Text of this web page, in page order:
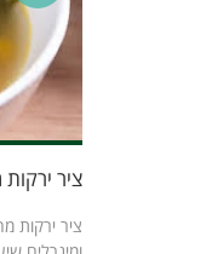
ציר
ציר ירקות